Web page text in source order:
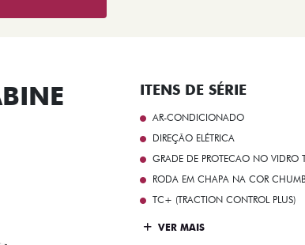
ITENS DE SÉRIE
AR-CONDICIONADO
DIREÇÃO ELÉTRICA
GRADE DE PROTECAO NO VIDRO
RODA EM CHAPA NA COR
TC+ (TRACTION CONTROL PLUS)
VER MAIS